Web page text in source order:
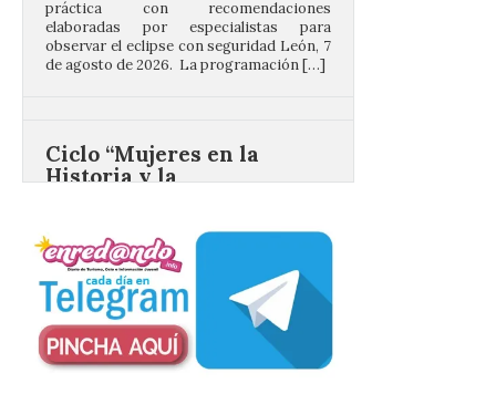
de agosto de 2026. La programación […]
Benavides de Órbigo.
Conferencia de Victorina
Alonso, sobre la
peregrinación femenina.
Presentación del Libro
“Va de Monjas”, de José
Fernando Cornejo. Apertura de una doble